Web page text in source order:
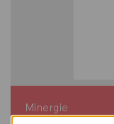
Minergie